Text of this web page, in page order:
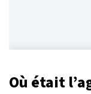
Où était